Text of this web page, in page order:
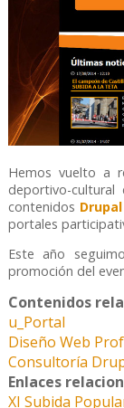
Hemos vuelto a
deportivo-cultural
contenidos Drupal
portales
Este año
promoción del
Contenidos
u_Portal
Diseño Web
Consultoría
Enlaces
XI Subida